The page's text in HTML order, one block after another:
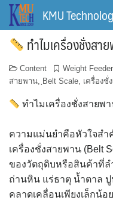
Skip
content
KMU
ทำไมเครื่องชั่งสา
Content Weight Feeder
สายพาน, ฺBelt Scale, เครื่องชั่
ทำไมเครื่องชั่งสายพา
ความแม่นยำคือหัวใจส
เครื่องชั่งสายพาน (Belt
ของวัตถุดิบหรือสินค้าที่ล
ถ่านหิน แร่ธาตุ น้ำตาล
คลาดเคลื่อนเพียงเล็กน้